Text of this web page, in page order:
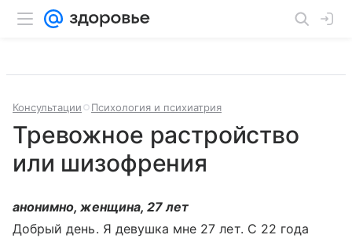
Консультации Психология и психиатрия
Тревожное растройство
или шизофрения
анонимно, женщина, 27 лет
Добрый день. Я девушка мне 27 лет. С 22 года